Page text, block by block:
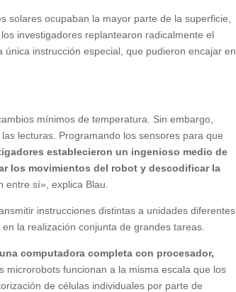
solares ocupaban la mayor parte de la superficie,
investigadores replantearon radicalmente el
instrucción especial, que pudieron encajar en
mínimos de temperatura. Sin embargo,
lecturas. Programando los sensores para que
establecieron un ingenioso medio de
los movimientos del robot y descodificar la
entre sí», explica Blau.
instrucciones distintas a unidades diferentes.
la realización conjunta de grandes tareas.
computadora completa con procesador,
microrobots funcionan a la misma escala que los
de células individuales por parte de